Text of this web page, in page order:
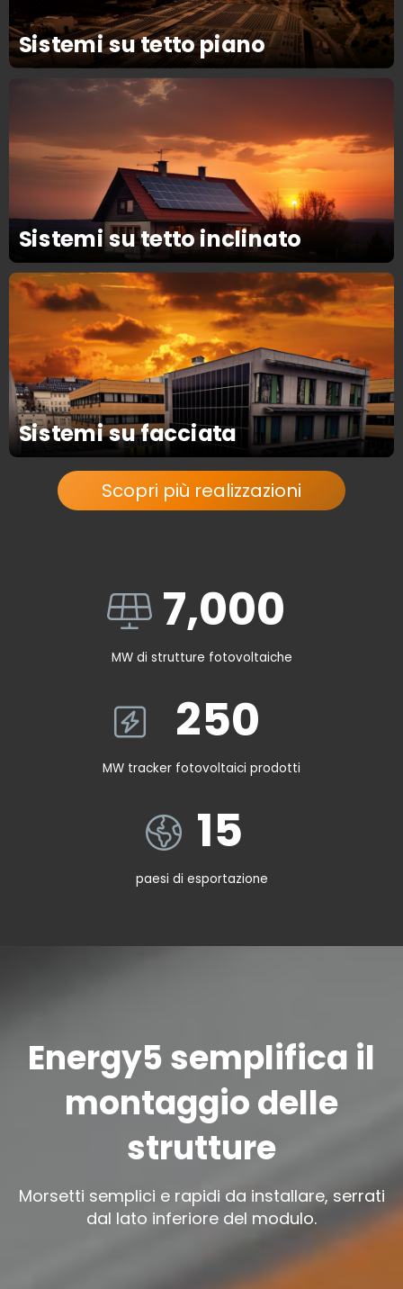
Sistemi su tetto piano
Sistemi su tetto inclinato
Sistemi su facciata
Scopri più realizzazioni
7,000
MW di strutture fotovoltaiche
250
MW tracker fotovoltaici prodotti
15
paesi di esportazione
Energy5 semplifica il
montaggio delle
strutture
Morsetti semplici e rapidi da installare, serrati
dal lato inferiore del modulo.